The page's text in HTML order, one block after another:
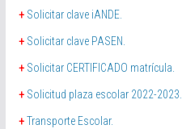
+ Solicitar clave iANDE.
+ Solicitar clave PASEN.
+ Solicitar CERTIFICADO matrícula.
+ Solicitud plaza escolar 2022-2023.
+Transporte Escolar.